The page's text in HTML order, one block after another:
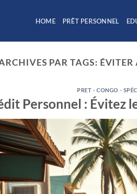
HOME PRÊT PERSONNEL
PAR TAGS: ÉVITER
PRET - CONGO -
Personnel : Évitez